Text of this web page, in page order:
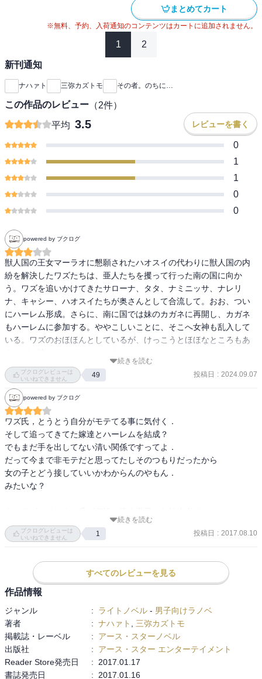
まとめてカート
※無料、予約、入荷通知のコンテンツはカートに追加されません。
1 2
新刊通知
ナハァト 三弥カズトモ その者。のちに…
この作品のレビュー （2件）
平均 3.5 レビューを書く
0
1
1
0
0
powered by ブクログ
獣人国の王女マーラオに懇願されたハオスイの代わりに獣人国の内
紛を解決したワズたちは、亜人たちを攫って行った南の国に向か
う。ワズを追いかけてきたサローナ、タタ、ナミニッサ、ナレリ
ナ、キャシー、ハオスイたちが奥さんとして合流して。おお、つい
にハーレム形成。さらに、南に国では妹のカガネに再開し、カガネ
もハーレムに参加する。ややこしいことに、そこへ女神も乱入して
いる。ワズのおほほんとしているが、けっこうとほほなところもあ
続きを読む
ブクログレビューは
いいねできません
49 投稿日 : 2024.09.07
powered by ブクログ
ワズ氏，とうとう自分がモテてる事に気付く．
そして追ってきてた嫁達とハーレムを結成？
でもまだ手を出してない清い関係ですってよ．
だって今まで非モテだと思ってたしそのつもりだったから
女の子とどう接していいかわからんのやもん．
みたいな？
前世の記憶を持ってるらしいことが判明．
いったいどんな世界からの転生者なんだろうね．
そしてワズ氏にトラウマを刻み込んだオサナナジミが登場．
何故か自称世界の王に囚われてたようだけど
一体何がどうなったんだってばよ．
続きが気になるぜー．
続きを読む
ブクログレビューは
いいねできません
1 投稿日 : 2017.08.10
すべてのレビューを見る
作品情報
ジャンル : ライトノベル - 男子向けラノベ
著者
: ナハァト
三弥カズトモ
掲載誌・レーベル
:
アース・スターノベル
出版社
:
アース・スター エンターテイメント
Reader Store発売日
:
2017.01.17
書誌発売日
:
2017.01.16